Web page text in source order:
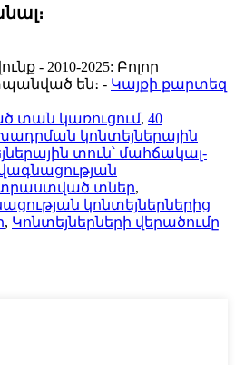
- 2010-2025: Բոլոր
են։ - Կայքի քարտեզ
կառուցում, 40
կոնտեյներային
տուն՝ մահճակալ-
տներ,
կոնտեյներներից
, Կոնտեյներների վերածումը